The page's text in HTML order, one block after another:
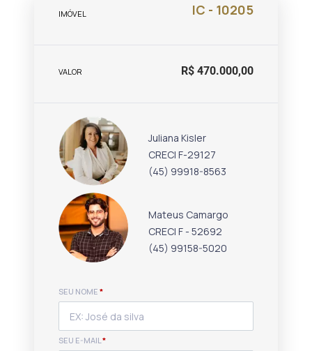
IMÓVEL IC - 10205
VALOR R$ 470.000,00
Juliana Kisler
CRECI F-29127
(45) 99918-8563
Mateus Camargo
CRECI F - 52692
(45) 99158-5020
SEU NOME *
SEU E-MAIL*